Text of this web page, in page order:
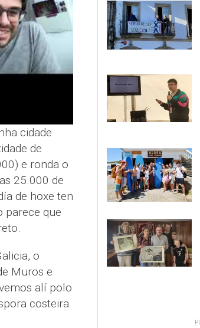
cidade
de
e ronda o
25.000 de
de hoxe ten
parece que
o
Muros e
alí polo
costeira